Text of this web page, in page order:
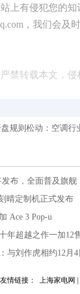
上有侵犯您的
，我们会及
禁转载本文，侵
盘规则松动：空调行
发布，全面普及旗舰
晴定制机正式发布
Ace 3 Pop-u
年超越之作一加12
与刘作虎相约12月4
友情链接： 上海家电网 |